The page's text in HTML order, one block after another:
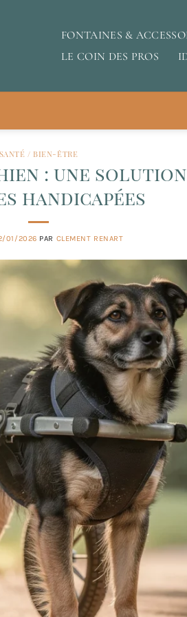
FONTAINES &
LE COIN DES PROS
/ BIEN-ÊTRE
: une
handicapées
01/2026 PAR CLEMENT RENART